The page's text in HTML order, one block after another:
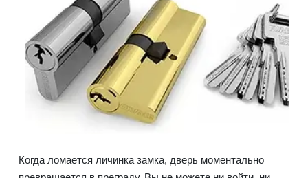
Когда ломается личинка замка, дверь моментально